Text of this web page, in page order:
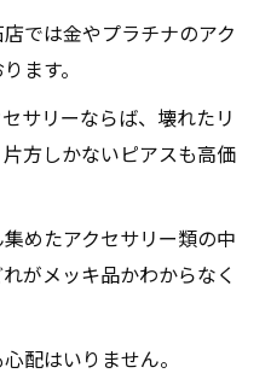
では金やプラチナのアク
ます。
サリーならば、壊れたリ
方しかないピアスも高価
めたアクセサリー類の中
がメッキ品かわからなく
配はいりません。